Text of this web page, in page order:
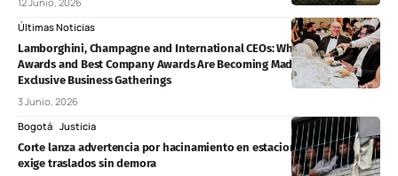
Últimas Noticias
Lamborghini, Champagne and International CEOs: Why Best CEO
Awards and Best Company Awards Are Becoming Madrid’s Most
Exclusive Business Gatherings
3 Junio, 2026
Bogotá Justicia
Corte lanza advertencia por hacinamiento en estaciones de Policía y
exige traslados sin demora